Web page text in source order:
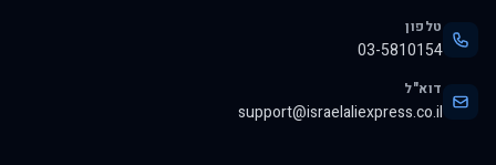
טלפון
03-5810154
דוא"ל
support@israelaliexpress.co.il